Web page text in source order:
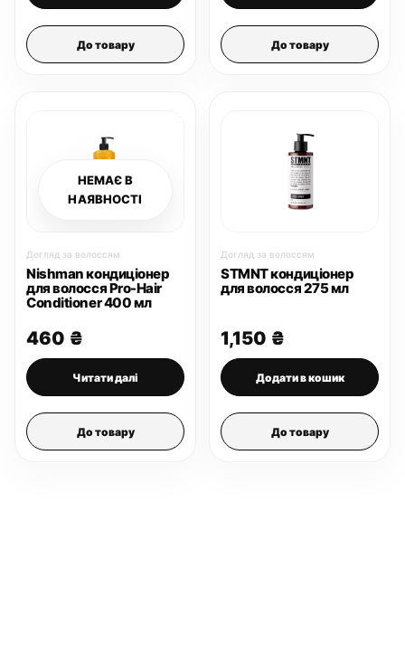
До товару До товару
НЕМАЄ В
НАЯВНОСТІ
Догляд за волоссям
Nishman кондиціонер
для волосся Pro-Hair
Conditioner 400 мл
460 ₴
Читати далі
До товару
Догляд за волоссям
STMNT кондиціонер
для волосся 275 мл
1,150 ₴
Додати в кошик
До товару